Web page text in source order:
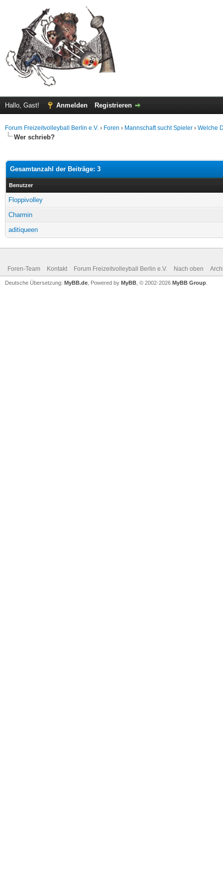
Hallo, Gast! Anmelden Registrieren
Forum Freizeitvolleyball Berlin e.V. › Foren › Mannschaft sucht Spieler › Welche
Wer schrieb?
Gesamtanzahl der Beiträge: 3
Benutzer
Floppivolley
Charmin
aditiqueen
Foren-Team Kontakt Forum Freizeitvolleyball Berlin e.V. Nach oben
Deutsche Übersetzung: MyBB.de , Powered by MyBB , © 2002-2026 MyBB Group